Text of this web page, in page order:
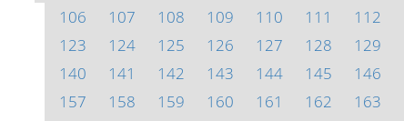
106
107 108 109 110 111 112
123
124 125 126 127 128 129
140
141 142 143 144 145 146
157
158 159 160 161 162 163